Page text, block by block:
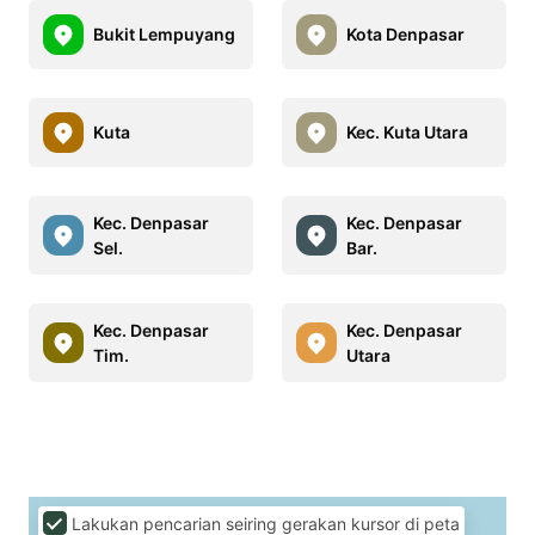
Bukit Lempuyang Kota Denpasar
Kuta Kec. Kuta Utara
Kec. Denpasar
Sel.
Kec. Denpasar
Bar.
Kec. Denpasar
Tim.
Kec. Denpasar
Utara
Lakukan pencarian seiring gerakan kursor di peta